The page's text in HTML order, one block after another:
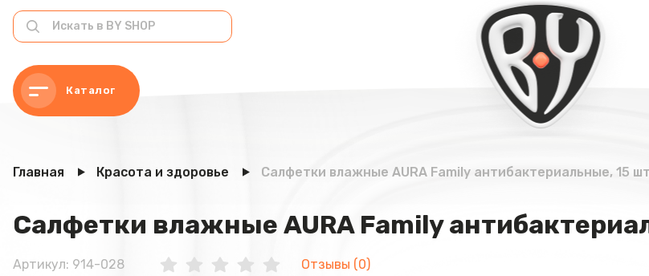
Каталог
Главная Красота и здоровье Салфетки влажные AURA Family антибактериальные, 15
Салфетки влажные AURA Family
Артикул: 914-028 Отзывы (0)